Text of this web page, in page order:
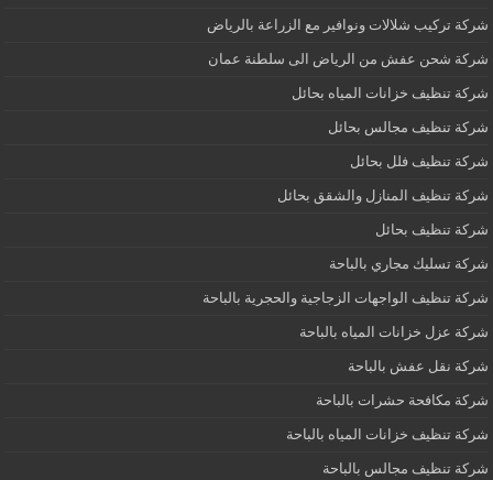
شركة تركيب شلالات ونوافير مع الزراعة بالرياض
شركة شحن عفش من الرياض الى سلطنة عمان
شركة تنظيف خزانات المياه بحائل
شركة تنظيف مجالس بحائل
شركة تنظيف فلل بحائل
شركة تنظيف المنازل والشقق بحائل
شركة تنظيف بحائل
شركة تسليك مجاري بالباحة
شركة تنظيف الواجهات الزجاجية والحجرية بالباحة
شركة عزل خزانات المياه بالباحة
شركة نقل عفش بالباحة
شركة مكافحة حشرات بالباحة
شركة تنظيف خزانات المياه بالباحة
شركة تنظيف مجالس بالباحة